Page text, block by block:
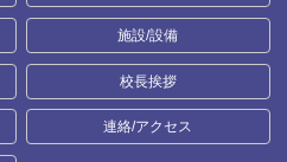
施設/設備
校長挨拶
連絡/アクセス